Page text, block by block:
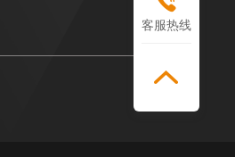
客服热线